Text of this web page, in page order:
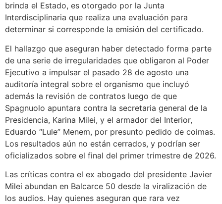
brinda el Estado, es otorgado por la Junta
Interdisciplinaria que realiza una evaluación para
determinar si corresponde la emisión del certificado.
El hallazgo que aseguran haber detectado forma parte
de una serie de irregularidades que obligaron al Poder
Ejecutivo a impulsar el pasado 28 de agosto una
auditoría integral sobre el organismo que incluyó
además la revisión de contratos luego de que
Spagnuolo apuntara contra la secretaria general de la
Presidencia, Karina Milei, y el armador del Interior,
Eduardo “Lule” Menem, por presunto pedido de coimas.
Los resultados aún no están cerrados, y podrían ser
oficializados sobre el final del primer trimestre de 2026.
Las críticas contra el ex abogado del presidente Javier
Milei abundan en Balcarce 50 desde la viralización de
los audios. Hay quienes aseguran que rara vez